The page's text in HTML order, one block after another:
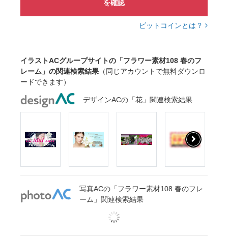
を確認
ビットコインとは？
イラストACグループサイトの「フラワー素材108 春のフ
レーム」の関連検索結果 （同じアカウントで無料ダウンロ
ードできます）
デザインACの「花」関連検索結果
写真ACの「フラワー素材108 春のフレ
ーム」関連検索結果